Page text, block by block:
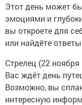
Этот день может
эмоциями и
вы откроете для
или найдёте
Стрелец (22
Вас ждёт день
Возможно, вы
интересную